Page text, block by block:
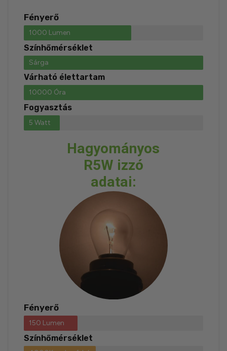
Fényerő
1000 Lumen
Színhőmérséklet
Sárga
Várható élettartam
10000 Óra
Fogyasztás
5 Watt
Hagyományos
R5W izzó
adatai:
Fényerő
150 Lumen
Színhőmérséklet